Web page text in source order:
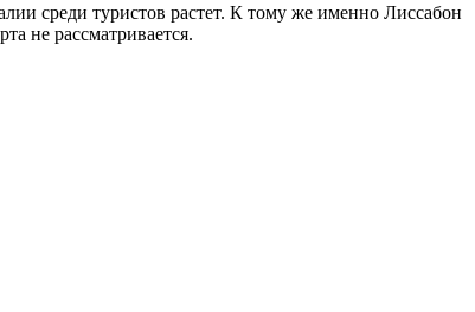
среди туристов растет. К тому же именно Лиссабон
не рассматривается.